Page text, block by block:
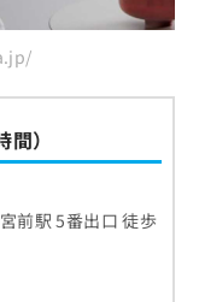
）
前駅 5番出口 徒歩